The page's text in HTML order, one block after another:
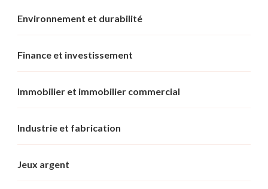
Environnement et durabilité
Finance et investissement
Immobilier et immobilier commercial
Industrie et fabrication
Jeux argent